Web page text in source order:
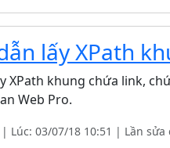
lấy XPath
XPath khung chứa link,
Web Pro.
Lúc: 03/07/18 10:51 | Lần sửa